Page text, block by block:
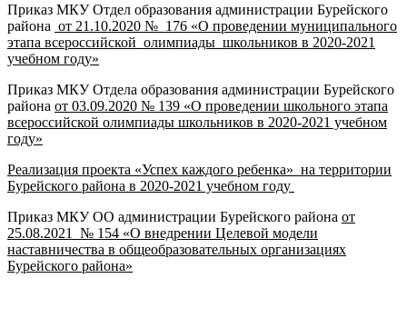
Приказ МКУ Отдел образования администрации Бурейского
района от 21.10.2020 № 176 «О проведении муниципального
этапа всероссийской олимпиады школьников в 2020-2021
учебном году»
Приказ МКУ Отдела образования администрации Бурейского
района от 03.09.2020 № 139 «О проведении школьного этапа
всероссийской олимпиады школьников в 2020-2021 учебном
году»
Реализация проекта «Успех каждого ребенка» на территории
Бурейского района в 2020-2021 учебном году
Приказ МКУ ОО администрации Бурейского района от
25.08.2021 № 154 «О внедрении Целевой модели
наставничества в общеобразовательных организациях
Бурейского района»